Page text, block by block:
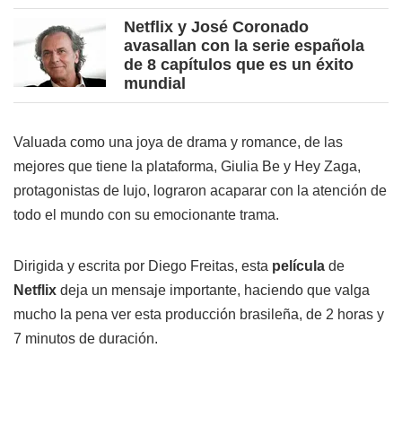
Netflix y José Coronado
avasallan con la serie española
de 8 capítulos que es un éxito
mundial
Valuada como una joya de drama y romance, de las
mejores que tiene la plataforma, Giulia Be y Hey Zaga,
protagonistas de lujo, lograron acaparar con la atención de
todo el mundo con su emocionante trama.
Dirigida y escrita por Diego Freitas, esta película de
Netflix deja un mensaje importante, haciendo que valga
mucho la pena ver esta producción brasileña, de 2 horas y
7 minutos de duración.